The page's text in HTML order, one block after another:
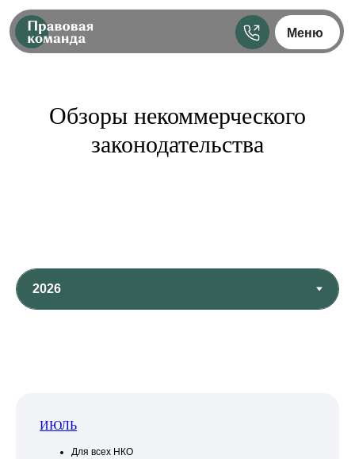
Меню
Обзоры некоммерческого
законодательства
ИЮЛЬ
Для всех НКО